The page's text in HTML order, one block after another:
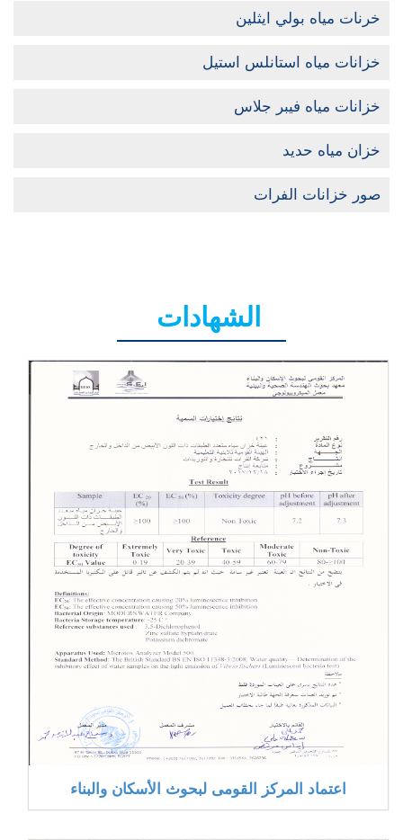
خرنات مياه بولي ايثلين
خزانات مياه استانلس استيل
خزانات مياه فيبر جلاس
خزان مياه حديد
صور خزانات الفرات
الشهادات
اعتماد المركز القومى لبحوث الأسكان والبناء